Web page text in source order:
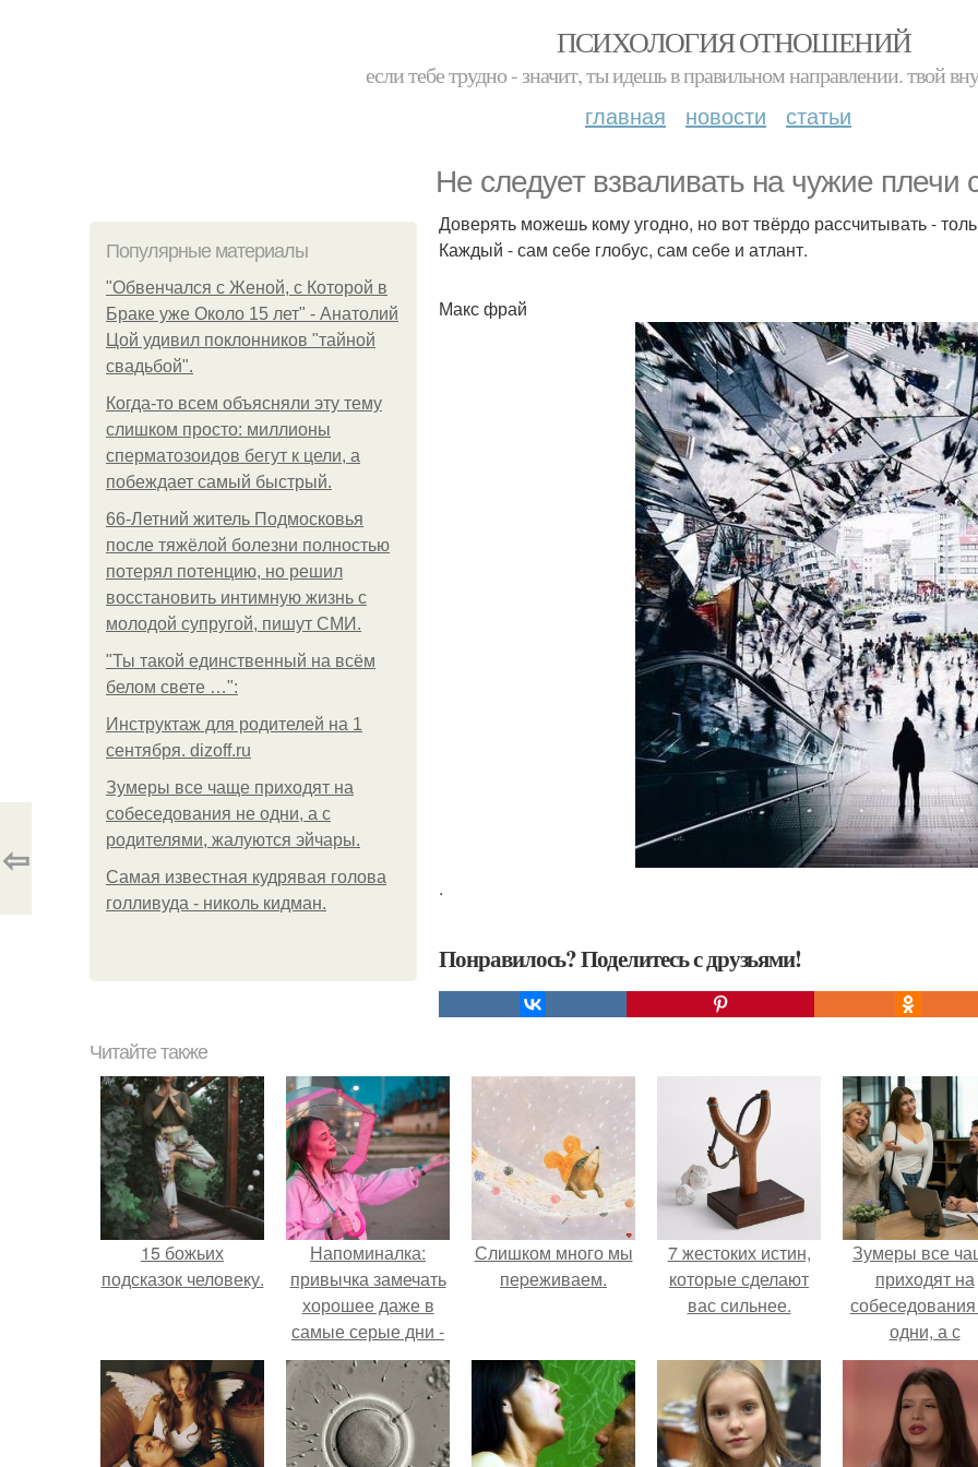
ПСИХОЛОГИЯ ОТНОШЕНИЙ
если тебе трудно - значит, ты идешь в правильном направлении. твой
главная новости статьи
Не следует взваливать на чужие
Популярные материалы
"Обвенчался с Женой, с Которой в
Браке уже Около 15 лет" - Анатолий
Цой удивил поклонников "тайной
свадьбой".
Когда-то всем объясняли эту тему
слишком просто: миллионы
сперматозоидов бегут к цели, а
побеждает самый быстрый.
66-Летний житель Подмосковья
после тяжёлой болезни полностью
потерял потенцию, но решил
восстановить интимную жизнь с
молодой супругой, пишут СМИ.
"Ты такой единственный на всём
белом свете …":
Инструктаж для родителей на 1
сентября. dizoff.ru
Зумеры все чаще приходят на
собеседования не одни, а с
родителями, жалуются эйчары.
Самая известная кудрявая голова
голливуда - николь кидман.
Доверять можешь кому угодно, но вот твёрдо рассчитывать -
Каждый - сам себе глобус, сам себе и атлант.
Макс фрай
.
Понравилось? Поделитесь с друзьями!
⇦
Читайте также
15 божьих
подсказок человеку.
Напоминалка:
привычка замечать
хорошее даже в
самые серые дни -
это не очередная
сказка из книг по
саморазвитию.
Слишком много мы
пеpеживаем.
7 жестоких истин,
которые сделают
вас сильнее.
Зумеры все
приходят на
одни, а с
родителями,
жалуются